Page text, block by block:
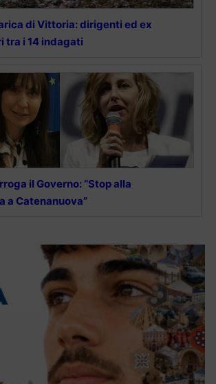
di Vittoria: dirigenti ed ex
tra i 14 indagati
il Governo: “Stop alla
a Catenanuova”